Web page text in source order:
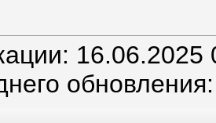
16.06.2025